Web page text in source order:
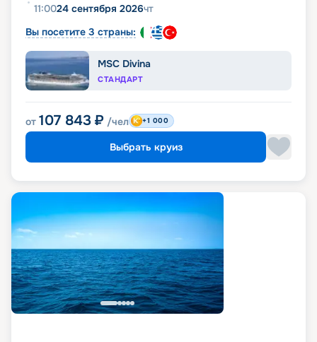
11:0024 сентября 2026чт
Вы посетите 3 страны:
MSC Divina
СТАНДАРТ
от 107 843 ₽ /чел +1 000
Выбрать круиз